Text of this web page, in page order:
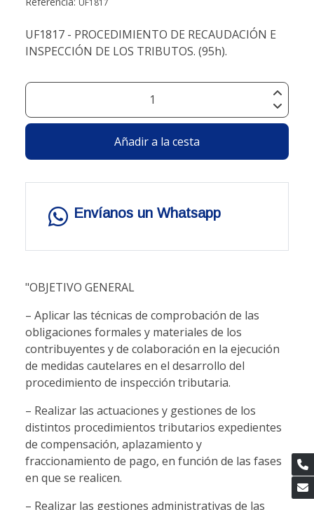
UF1817
UF1817 - PROCEDIMIENTO DE RECAUDACIÓN E
INSPECCIÓN DE LOS TRIBUTOS. (95h).
Añadir a la cesta
Envíanos un Whatsapp
"OBJETIVO GENERAL
– Aplicar las técnicas de comprobación de las
obligaciones formales y materiales de los
contribuyentes y de colaboración en la ejecución
de medidas cautelares en el desarrollo del
procedimiento de inspección tributaria.
– Realizar las actuaciones y gestiones de los
distintos procedimientos tributarios expedientes
de compensación, aplazamiento y
fraccionamiento de pago, en función de las fases
en que se realicen.
– Realizar las gestiones administrativas de las